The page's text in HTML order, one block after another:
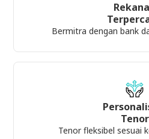
Bermitra dengan bank
Tenor
Tenor fleksibel sesuai